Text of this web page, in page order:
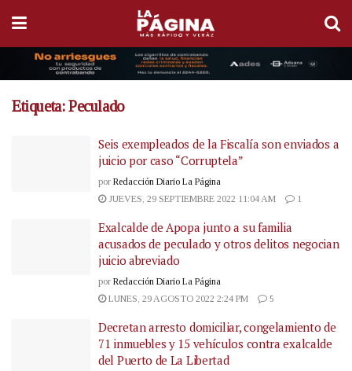
Etiqueta:Peculado
Seis exempleados de la Fiscalía son enviados a
juicio por caso “Corruptela”
por Redacción Diario La Página
JUEVES, 29 SEPTIEMBRE 2022 11:04 AM
1
Exalcalde de Apopa junto a su familia
acusados de peculado y otros delitos negocian
juicio abreviado
por Redacción Diario La Página
LUNES, 29 AGOSTO 2022 2:24 PM
5
Decretan arresto domiciliar, congelamiento de
71 inmuebles y 15 vehículos contra exalcalde
del Puerto de La Libertad